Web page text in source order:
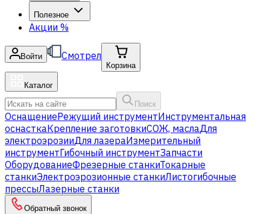
Полезное
Акции %
Войти Смотрел
Корзина
Каталог
Поиск
ОснащениеРежущий инструментИнструментальная
оснасткаКрепление заготовкиСОЖ, маслаДля
электроэрозииДля лазераИзмерительный
инструментГибочный инструментЗапчасти
ОборудованиеФрезерные станкиТокарные
станкиЭлектроэрозионные станкиЛистогибочные
прессыЛазерные станки
Обратный звонок